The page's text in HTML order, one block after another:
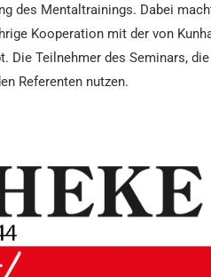
des Mentaltrainings. Dabei
Kooperation mit der von
Die Teilnehmer des Seminars,
Referenten nutzen.